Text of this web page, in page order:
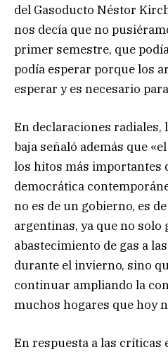
del Gasoducto Néstor
nos decía que no
primer semestre, que
podía esperar porque los
esperar y es necesario
En declaraciones radiales,
baja señaló además que
los hitos más importantes
democrática
no es de un gobierno, es
argentinas, ya que no solo
abastecimiento de gas a
durante el invierno, sino
continuar ampliando la
muchos hogares que hoy
En respuesta a las críticas